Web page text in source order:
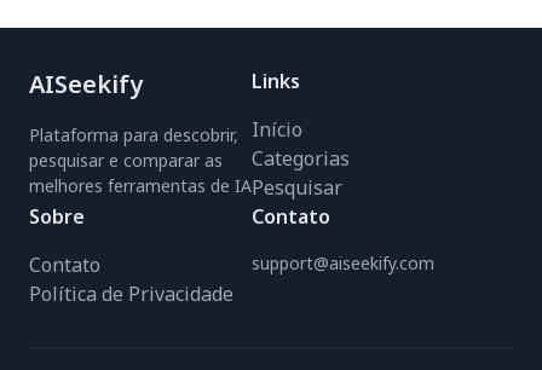
AISeekify
Plataforma para descobrir,
pesquisar e comparar as
melhores ferramentas de IA
Links
Início
Categorias
Pesquisar
Sobre
Contato
Política de Privacidade
Contato
support@aiseekify.com